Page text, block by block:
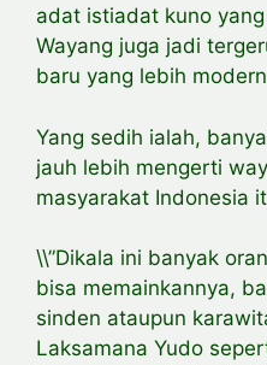
adat istiadat kuno
Wayang juga jadi
baru yang lebih
Yang sedih ialah,
jauh lebih mengerti
masyarakat Indonesia
\\”Dikala ini banyak
bisa memainkannya,
sinden ataupun
Laksamana Yudo